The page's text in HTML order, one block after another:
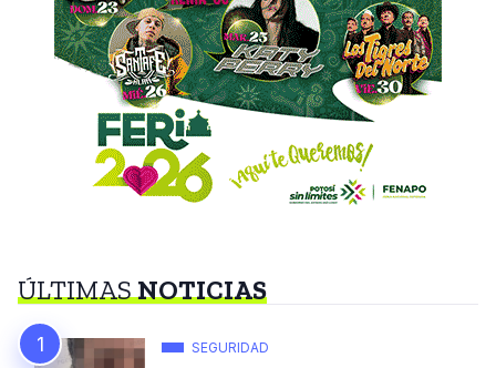
ÚLTIMASNOTICIAS
SEGURIDAD